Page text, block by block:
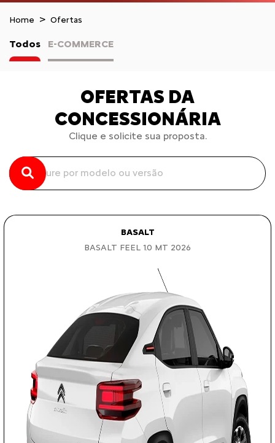
Home Ofertas
Todos E-COMMERCE
OFERTAS DA
CONCESSIONÁRIA
Clique e solicite sua proposta.
BASALT
BASALT FEEL 1.0 MT 2026